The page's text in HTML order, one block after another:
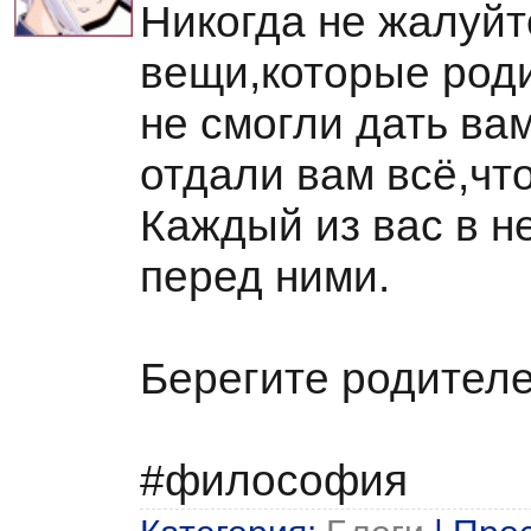
Никогда не
вещи,которые
не смогли дать
отдали вам
Каждый из вас в
перед ними.
Берегите
#филocoфия